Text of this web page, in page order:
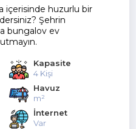
içerisinde huzurlu bir
Şehrin
bungalov ev
Kapasite
4 Kişi
Havuz
m²
İnternet
Var